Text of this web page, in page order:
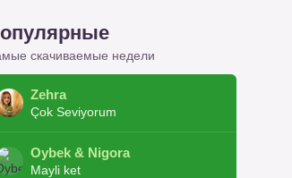
скачиваемые недели
Zehra
Çok Seviyorum
Oybek & Nigora
Mayli ket